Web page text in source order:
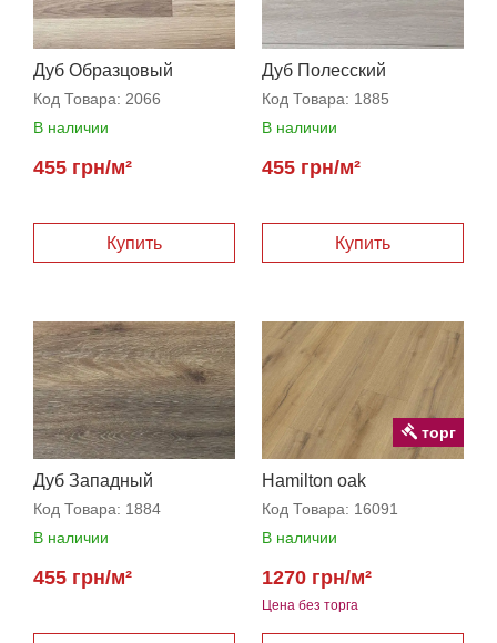
Дуб Образцовый
Код Товара: 2066
В наличии
455 грн/м²
Купить
Дуб Полесский
Код Товара: 1885
В наличии
455 грн/м²
Купить
Дуб Западный
Код Товара: 1884
В наличии
455 грн/м²
Hamilton oak
Код Товара: 16091
В наличии
Цена без торга
1270 грн/м²
торг